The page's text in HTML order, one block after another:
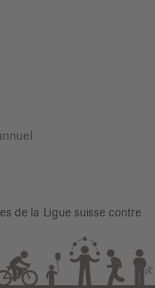
de la Ligue suisse contre